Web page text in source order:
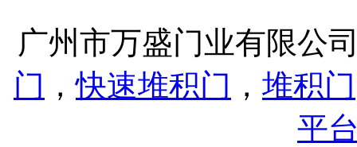
广州市万盛门业有限公
门 ，快速堆积门 ， 堆积门
平